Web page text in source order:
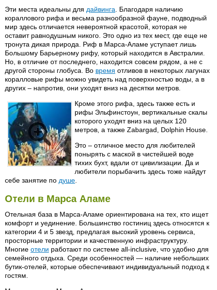
Эти места идеальны для дайвинга. Благодаря наличию
кораллового рифа и весьма разнообразной фауне, подводный
мир здесь отличается невероятной красотой, которая не
оставит равнодушным никого. Это одно из тех мест, где еще не
тронута дикая природа. Риф в Марса-Аламе уступает лишь
Большому Барьерному рифу, который находится в Австралии.
Но, в отличие от последнего, находится совсем рядом, а не с
другой стороны глобуса. Во время отливов в некоторых лагунах
коралловые рифы можно увидеть над поверхностью воды, а в
других – напротив, они уходят вниз на десятки метров.
Кроме этого рифа, здесь также есть и
рифы Эльфинстоун, вертикальные скалы
которого уходят вниз на целых 120
метров, а также Zabargad, Dolphin House.
Это – отличное место для любителей
понырять с маской в чистейшей воде
тихих бухт, вдали от цивилизации. Да и
любители порыбачить здесь тоже найдут
себе занятие по душе.
Отели в Марса Аламе
Отельная база в Марса-Аламе ориентирована на тех, кто ищет
комфорт и уединение. Большинство гостиниц здесь относятся к
категории 4 и 5 звезд, предлагая высокий уровень сервиса,
просторные территории и качественную инфраструктуру.
Многие отели работают по системе all-inclusive, что удобно для
семейного отдыха. Среди особенностей — наличие небольших
бутик-отелей, которые обеспечивают индивидуальный подход к
гостям.